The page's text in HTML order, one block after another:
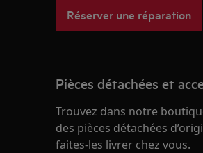
Réserver une réparation
Pièces détachées et
Trouvez dans notre
des pièces détachées
faites-les livrer chez vous.